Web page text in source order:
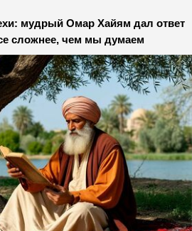
мудрый Омар Хайям дал ответ
сложнее, чем мы думаем